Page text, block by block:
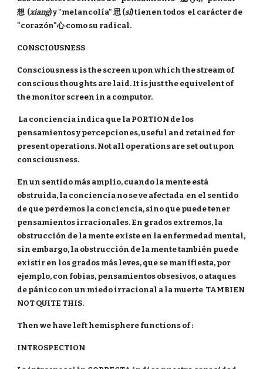
想 (xiang) y "melancolía" 思 (si) tienen todos el carácter de
"corazón"心 como su radical.
CONSCIOUSNESS
Consciousness is the screen upon which the stream of
conscious thoughts are laid. It is just the equivelent of
the monitor screen in a computor.
La conciencia indica que la PORTION de los
pensamientos y percepciones, useful and retained for
present operations. Not all operations are set out upon
consciousness.
En un sentido más amplio, cuando la mente está
obstruida, la conciencia no se ve afectada en el sentido
de que perdemos la conciencia, sino que puede tener
pensamientos irracionales. En grados extremos, la
obstrucción de la mente existe en la enfermedad mental,
sin embargo, la obstrucción de la mente también puede
existir en los grados más leves, que se manifiesta, por
ejemplo, con fobias, pensamientos obsesivos, o ataques
de pánico con un miedo irracional a la muerte TAMBIEN
NOT QUITE THIS.
Then we have left hemisphere functions of :
INTROSPECTION